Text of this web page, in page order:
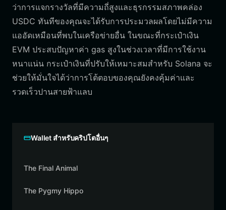
ว่าการแจกรางวัลที่มีความถี่สูงและธุรกรรมสภาพคล่อง
USDC ทันทีของคุณจะได้รับการประมวลผลโดยไม่มีความ
แออัดเหมือนที่พบในเครือข่ายอื่น ในขณะที่กระเป๋าเงิน
EVM ประสบปัญหาค่า gas สูงในช่วงเวลาที่มีการใช้งาน
หนาแน่น กระเป๋าเงินที่ปรับให้เหมาะสมสำหรับ Solana จะ
ช่วยให้มั่นใจได้ว่าการโต้ตอบของคุณยังคงคุ้มค่าและ
รวดเร็วปานสายฟ้าแลบ
Wallet สำหรับคริปโตอื่นๆ
The Final Animal
The Pygmy Hippo